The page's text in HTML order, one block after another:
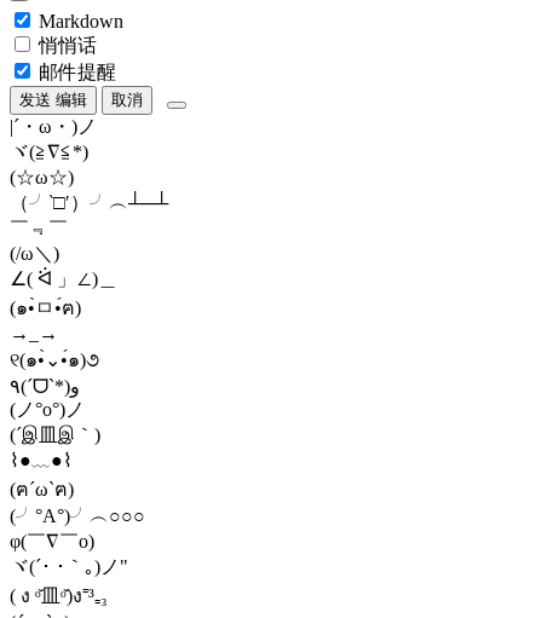
Markdown
悄悄话
邮件提醒
发送 编辑 取消
|´・ω・)ノ
ヾ(≧∇≦*)ゝ
(☆ω☆)
（╯‵□′）╯︵┴─┴
￣﹃￣
(/ω＼)
∠( ᐛ 」∠)＿
(๑•̀ㅁ•́ฅ)
→_→
୧(๑•̀⌄•́๑)૭
٩(ˊᗜˋ*)و
(ノ°ο°)ノ
(´இ皿இ｀)
⌇●﹏●⌇
(ฅ´ω`ฅ)
(╯°A°)╯︵○○○
φ(￣∇￣o)
ヾ(´･ ･｀｡)ノ"
( ง ᵒ̌皿ᵒ̌)ง⁼³₌₃